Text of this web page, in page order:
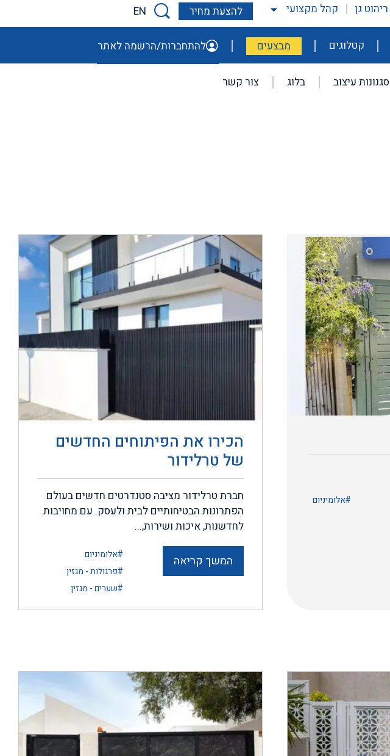
קהל מקצועי להצעת מחיר EN
קטלוגים מבצעים להתחברות/הרשמה לאתר
סגנונות עיצוב בלוג צור קשר
#אלומיניום
הכירו את הפיתוחים החדשים
של טרלידור
חברת טרלידור מציבה סטנדרטים חדשים בעולם
הפתרונות הבטיחותיים לבית ולעסק. עם מחויבות
לחדשנות, איכות ושירות,...
המשך קריאה
#אלומיניום
#פרגולות - מגזין
#שערים - מגזין